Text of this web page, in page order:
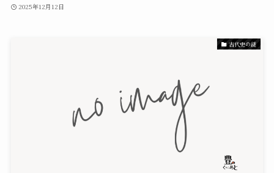
2025年12月12日
古代史の謎